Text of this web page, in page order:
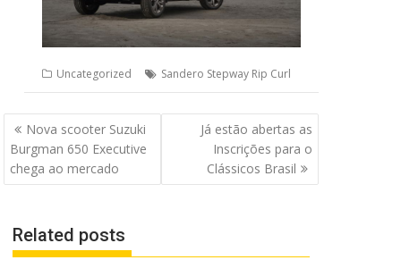
Uncategorized Sandero Stepway Rip Curl
Navegação
de
Post
Nova scooter Suzuki
Burgman 650 Executive
chega ao mercado
Já estão abertas as
Inscrições para o
Clássicos Brasil
Related posts